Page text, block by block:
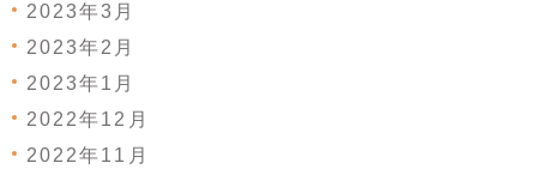
2023年3月
2023年2月
2023年1月
2022年12月
2022年11月